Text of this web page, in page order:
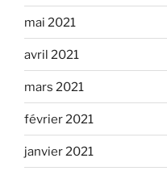
mai 2021
avril 2021
mars 2021
février 2021
janvier 2021